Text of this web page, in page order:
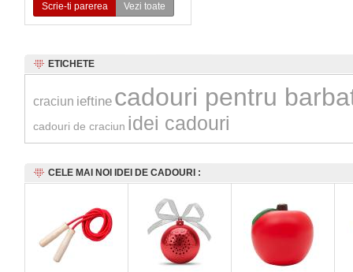
Scrie-ti parerea Vezi toate
ETICHETE
craciun ieftine cadouri pentru
cadouri de craciun idei cadouri
CELE MAI NOI IDEI DE CADOURI :